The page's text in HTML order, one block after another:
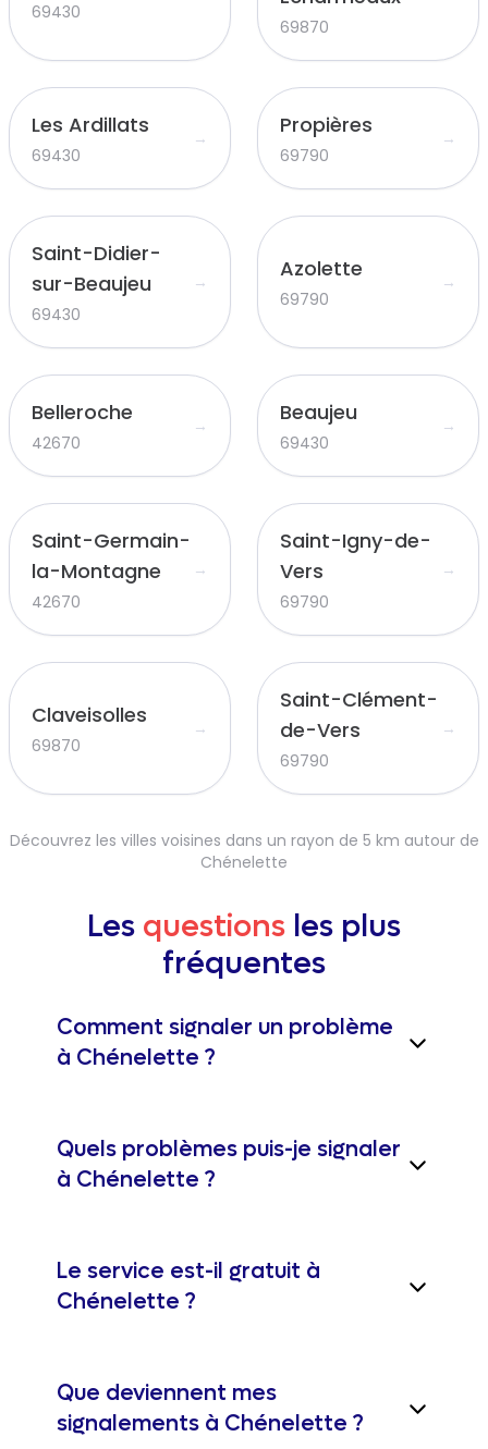
69430
69870
Les Ardillats
69430
→ Propières
69790
→
Saint-Didier-
sur-Beaujeu
69430
→ Azolette
69790
→
Belleroche
42670
→ Beaujeu
69430
→
Saint-Germain-
la-Montagne
42670
→
Saint-Igny-de-
Vers
69790
→
Claveisolles
69870
→
Saint-Clément-
de-Vers
69790
→
Découvrez les villes voisines dans un rayon de 5 km autour de
Chénelette
Les questions les plus
fréquentes
Comment signaler un problème
à Chénelette ?
Quels problèmes puis-je signaler
à Chénelette ?
Le service est-il gratuit à
Chénelette ?
Que deviennent mes
signalements à Chénelette ?